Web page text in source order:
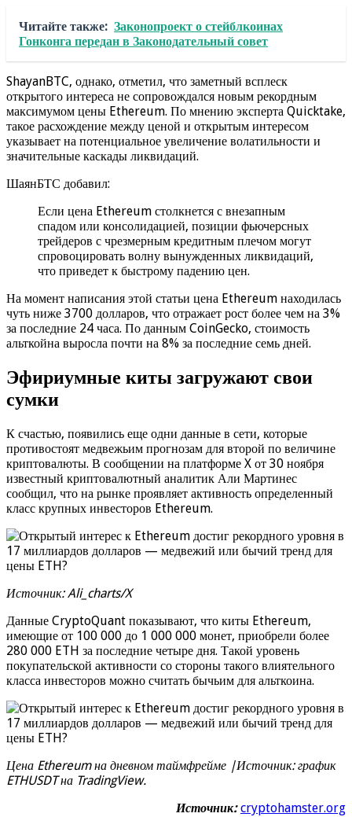
Читайте также: Законопроект о стейблкоинах
Гонконга передан в Законодательный совет
ShayanBTC, однако, отметил, что заметный всплеск
открытого интереса не сопровождался новым рекордным
максимумом цены Ethereum. По мнению эксперта Quicktake,
такое расхождение между ценой и открытым интересом
указывает на потенциальное увеличение волатильности и
значительные каскады ликвидаций.
ШаянБТС добавил:
Если цена Ethereum столкнется с внезапным
спадом или консолидацией, позиции фьючерсных
трейдеров с чрезмерным кредитным плечом могут
спровоцировать волну вынужденных ликвидаций,
что приведет к быстрому падению цен.
На момент написания этой статьи цена Ethereum находилась
чуть ниже 3700 долларов, что отражает рост более чем на 3%
за последние 24 часа. По данным CoinGecko, стоимость
альткойна выросла почти на 8% за последние семь дней.
Эфириумные киты загружают свои
сумки
К счастью, появились еще одни данные в сети, которые
противостоят медвежьим прогнозам для второй по величине
криптовалюты. В сообщении на платформе X от 30 ноября
известный криптовалютный аналитик Али Мартинес
сообщил, что на рынке проявляет активность определенный
класс крупных инвесторов Ethereum.
Источник: Ali_charts/X
Данные CryptoQuant показывают, что киты Ethereum,
имеющие от 100 000 до 1 000 000 монет, приобрели более
280 000 ETH за последние четыре дня. Такой уровень
покупательской активности со стороны такого влиятельного
класса инвесторов можно считать бычьим для альткоина.
Цена Ethereum на дневном таймфрейме |Источник: график
ETHUSDT на TradingView.
Источник: cryptohamster.org